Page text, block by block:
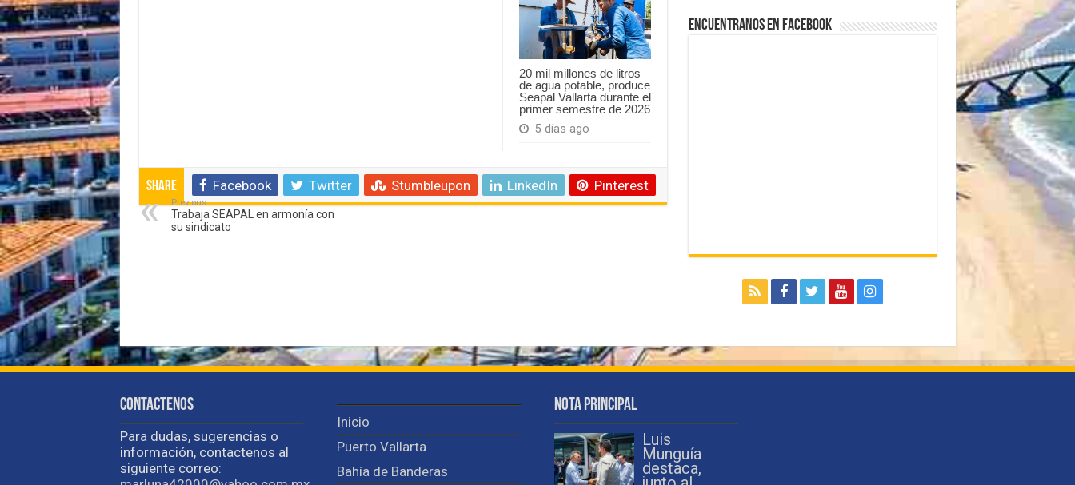
20 mil millones de litros
de agua potable, produce
Seapal Vallarta durante el
primer semestre de 2026
5 días ago
Share Facebook Twitter Stumbleupon LinkedIn Pinterest
Previous
Trabaja SEAPAL en armonía con
su sindicato
Encuentranos en Facebook
Contactenos
Para dudas, sugerencias o
información, contactenos al
siguiente correo:
Inicio
Puerto Vallarta
Bahía de Banderas
Nota Principal
Luis
Munguía
destaca,